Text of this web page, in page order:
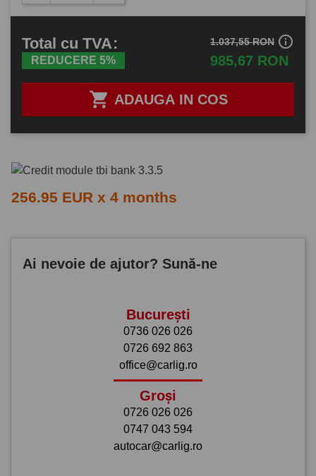
 ADAUGA IN COS
Total cu TVA:
REDUCERE 5% 985,67 RON
1.037,55 RON info_outline
256.95 EUR x 4 months
Ai nevoie de ajutor? Sună-ne
București
0736 026 026
0726 692 863
office@carlig.ro
Groși
0726 026 026
0747 043 594
autocar@carlig.ro